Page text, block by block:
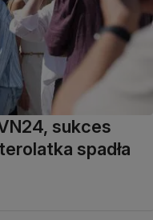
sukces
spadła